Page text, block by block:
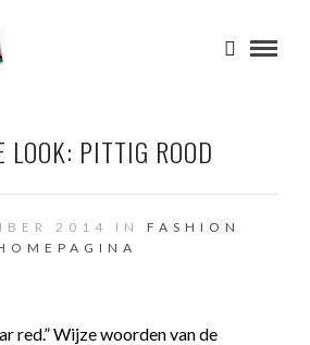
LOOK: PITTIG ROOD
2014 IN FASHION
red.” Wijze woorden van de